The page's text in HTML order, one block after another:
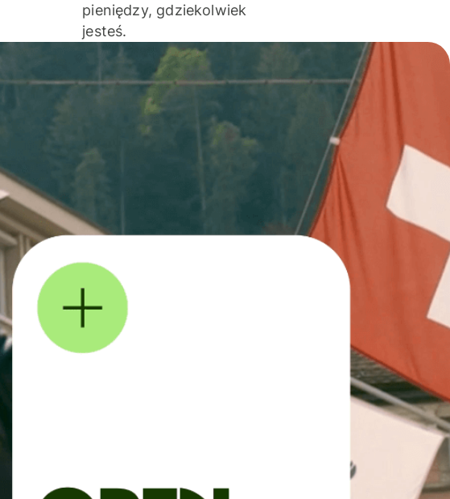
pieniędzy, gdziekolwiek
jesteś.